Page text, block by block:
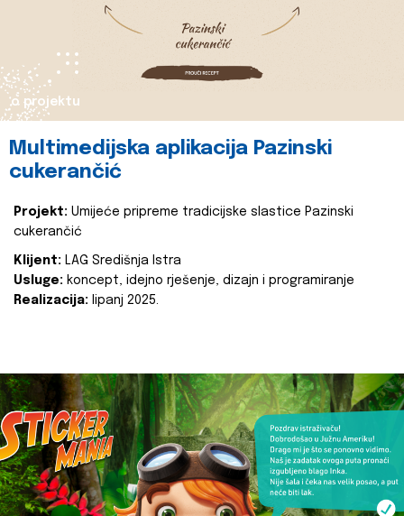
o projektu
Multimedijska aplikacija Pazinski
cukerančić
Projekt: Umijeće pripreme tradicijske slastice Pazinski
cukerančić
Klijent: LAG Središnja Istra
Usluge: koncept, idejno rješenje, dizajn i programiranje
Realizacija: lipanj 2025.